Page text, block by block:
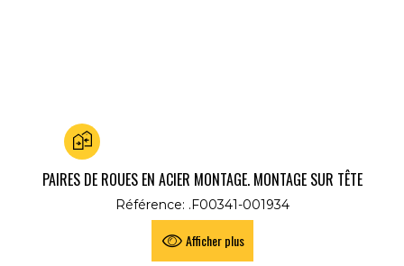
PAIRES DE ROUES EN ACIER MONTAGE. MONTAGE SUR TÊTE
V
Référence: .F00341-001934
Afficher plus